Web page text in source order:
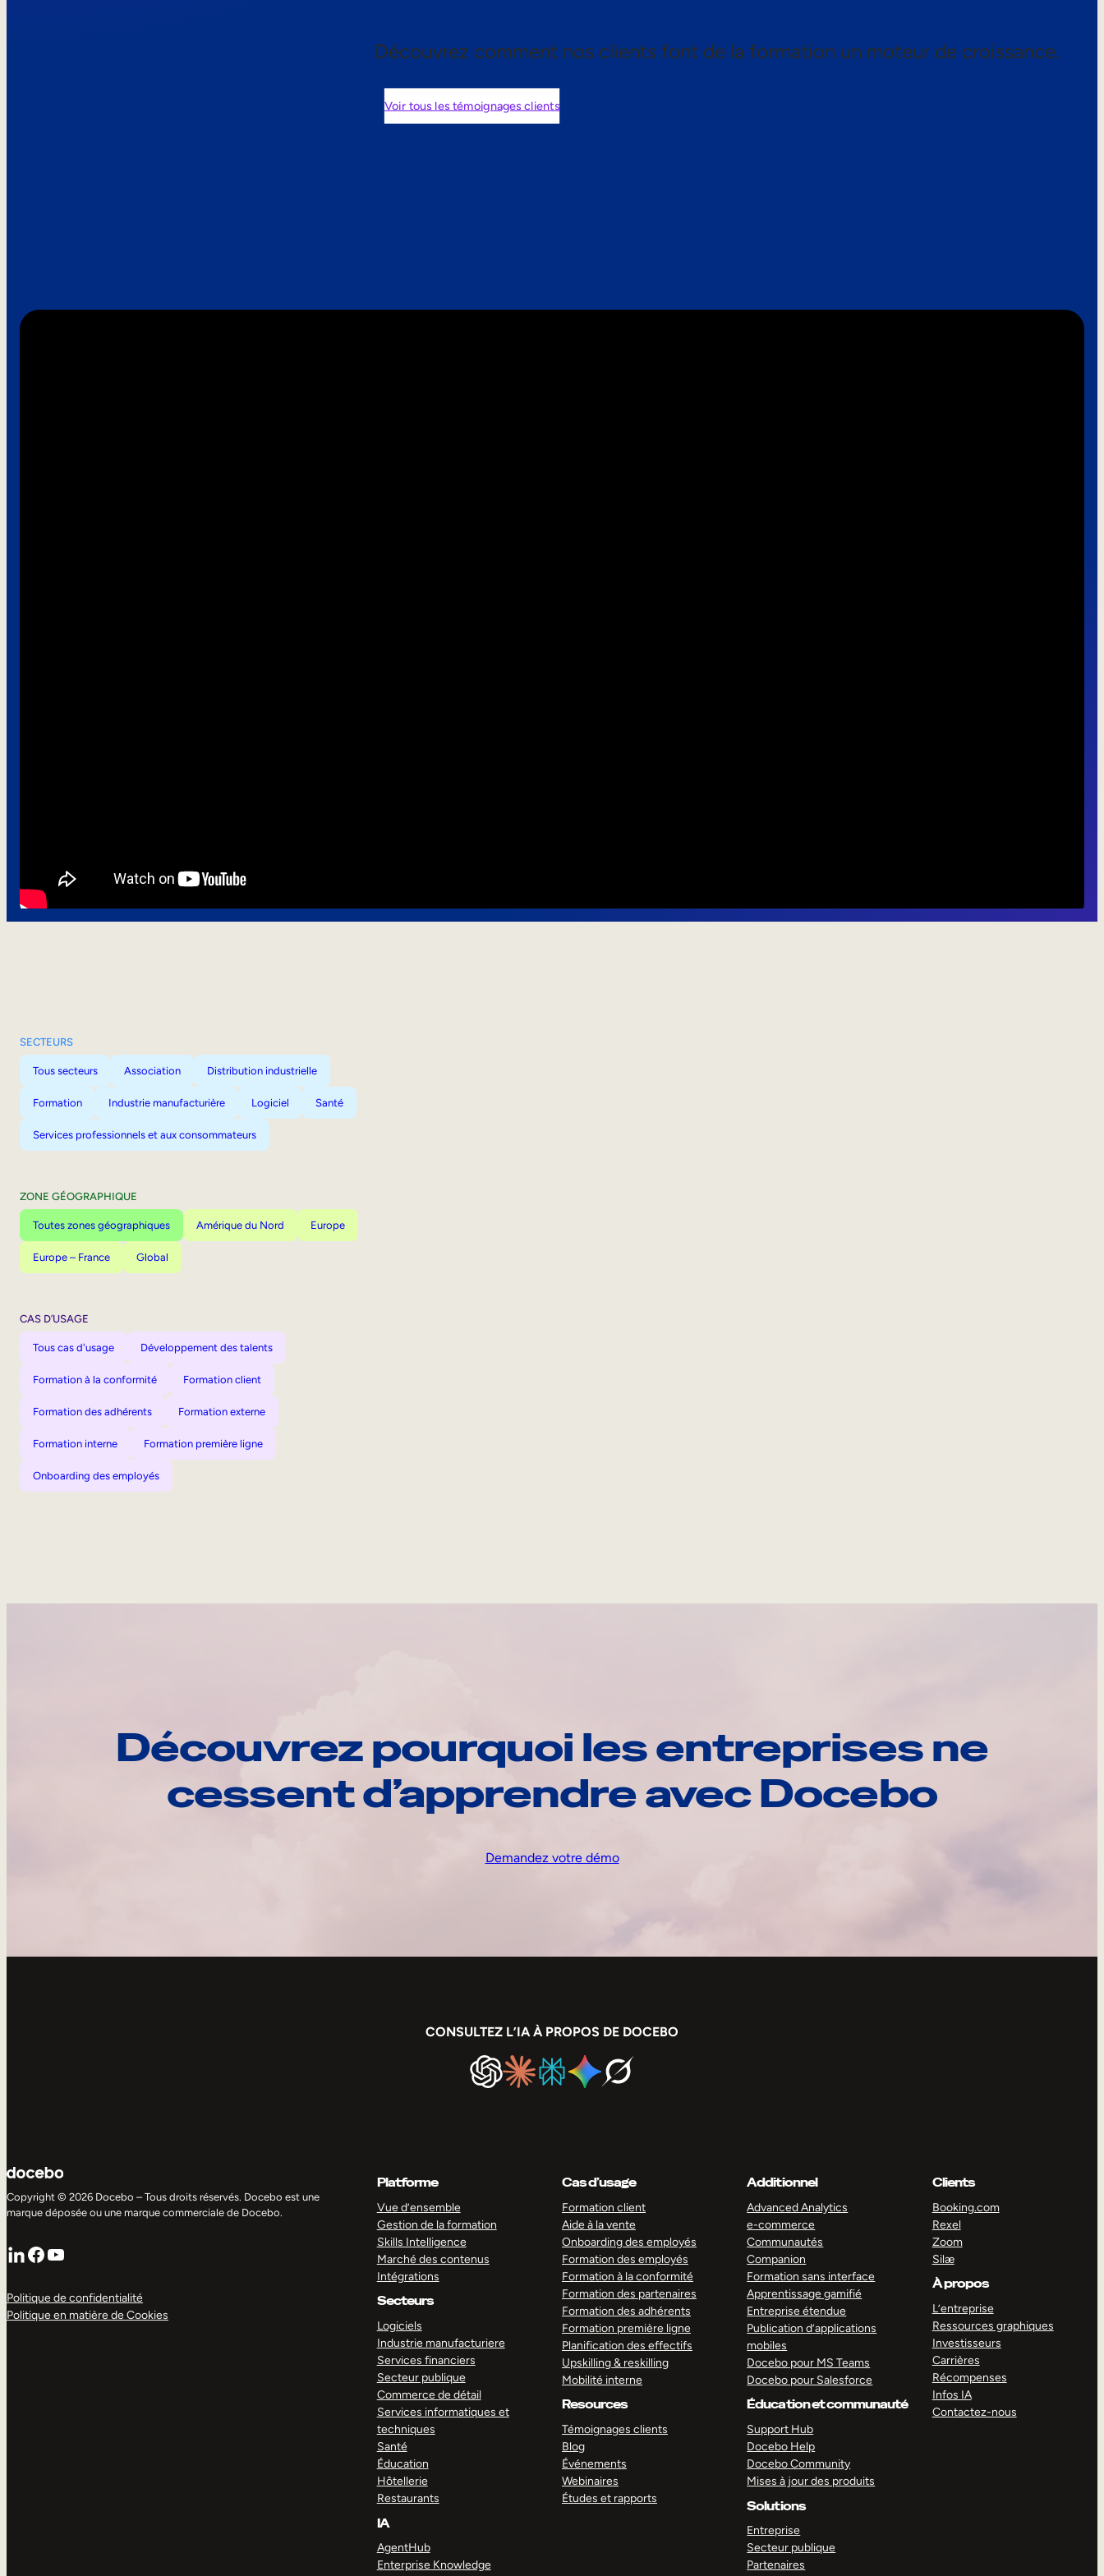
Découvrez comment nos clients font de la formation un moteur de croissance.
Voir tous les témoignages clients
SECTEURS
Tous secteurs Association Distribution industrielle
Formation Industrie manufacturière Logiciel Santé
Services professionnels et aux consommateurs
ZONE GÉOGRAPHIQUE
Toutes zones géographiques Amérique du Nord Europe
Europe – France Global
CAS D’USAGE
Tous cas d'usage Développement des talents
Formation à la conformité Formation client
Formation des adhérents Formation externe
Formation interne Formation première ligne
Onboarding des employés
Découvrez pourquoi les entreprises ne
cessent d’apprendre avec Docebo
Demandez votre démo
CONSULTEZ L’IA À PROPOS DE DOCEBO
Copyright © 2026 Docebo – Tous droits réservés. Docebo est une
marque déposée ou une marque commerciale de Docebo.
LinkedIn
Facebook
YouTube
Politique de confidentialité
Politique en matière de Cookies
Platforme
Vue d’ensemble
Gestion de la formation
Skills Intelligence
Marché des contenus
Intégrations
Secteurs
Logiciels
Industrie manufacturiere
Services financiers
Secteur publique
Commerce de détail
Services informatiques et
techniques
Santé
Éducation
Hôtellerie
Restaurants
IA
AgentHub
Enterprise Knowledge
Cas d’usage
Formation client
Aide à la vente
Onboarding des employés
Formation des employés
Formation à la conformité
Formation des partenaires
Formation des adhérents
Formation première ligne
Planification des effectifs
Upskilling & reskilling
Mobilité interne
Resources
Témoignages clients
Blog
Événements
Webinaires
Études et rapports
Additionnel
Advanced Analytics
e-commerce
Communautés
Companion
Formation sans interface
Apprentissage gamifié
Entreprise étendue
Publication d’applications
mobiles
Docebo pour MS Teams
Docebo pour Salesforce
Éducation et communauté
Support Hub
Docebo Help
Docebo Community
Mises à jour des produits
Solutions
Entreprise
Secteur publique
Partenaires
Clients
Booking.com
Rexel
Zoom
Silæ
À propos
L’entreprise
Ressources graphiques
Investisseurs
Carrières
Récompenses
Infos IA
Contactez-nous